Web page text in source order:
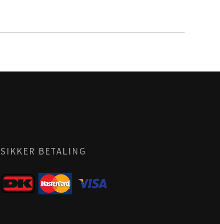
SIKKER BETALING